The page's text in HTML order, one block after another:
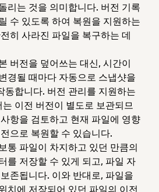
리는 것을 의미합니다. 버전 기록
수 있도록 하여 복원을 지원하는
히 사라진 파일을 복구하는 데
버전을 덮어쓰는 대신, 시간이
경될 때마다 자동으로 스냅샷을
동합니다. 버전 관리를 지원하는
이전 버전이 별도로 보관되므
항을 검토하고 현재 파일에 영향
으로 복원할 수 있습니다.
통 파일이 차지하고 있던 만큼의
를 저장할 수 있게 되고, 파일 자
존됩니다. 이와 반대로, 파일을
치에 저장되어 있던 파일의 이전